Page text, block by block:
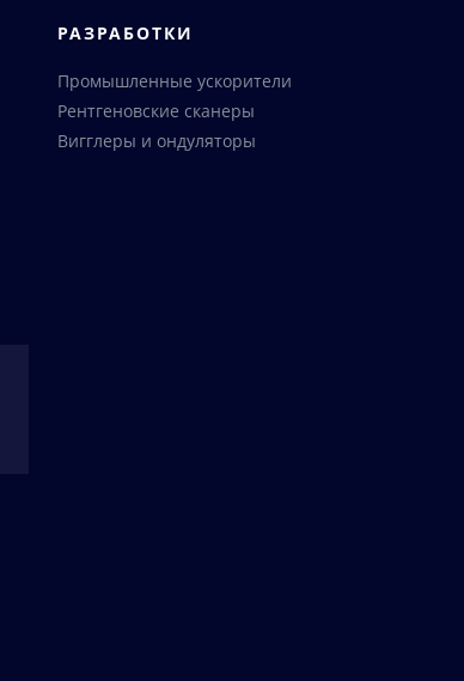
РАЗРАБОТКИ
Промышленные ускорители
Рентгеновские сканеры
Вигглеры и ондуляторы